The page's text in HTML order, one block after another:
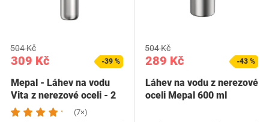
309 Kč
504 Kč
-39 %
Mepal - Láhev na vodu
Vita z nerezové oceli - 2
otvory pro…
(7×)
289 Kč
504 Kč
-43 %
Láhev na vodu z nerezové
oceli Mepal 600 ml